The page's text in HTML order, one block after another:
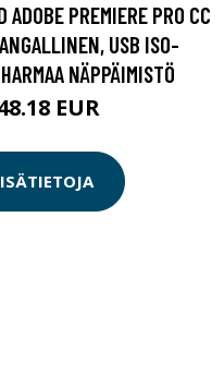
ADOBE PREMIERE PRO CC
USB ISO-
NÄPPÄIMISTÖ
EUR